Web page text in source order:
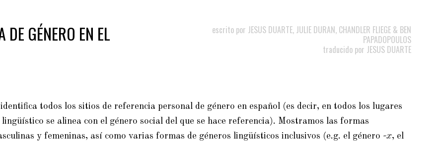
DE GÉNERO EN EL
escrito por JESUS DUARTE, JULIE DURAN, CHANDLER FLIEGE & BEN
PAPADOPOULOS
traducido por JESUS DUARTE
todos los sitios de referencia personal de género en español (es decir, en todos los lugares
lingüístico se alinea con el género social del que se hace referencia). Mostramos las formas
y femeninas, así como varias formas de géneros lingüísticos inclusivos (e.g. el género -x, el